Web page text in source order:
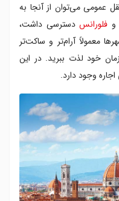
عمومی می‌توان از آنجا به
و فلورانسدسترسی داشت،
معمولاً آرام‌تر و ساکت‌تر
خود لذت ببرید. در این
وجود دارد.